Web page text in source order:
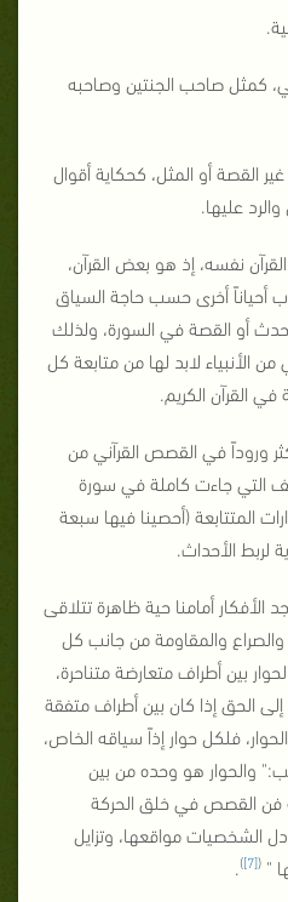
كمثل صاحب الجنتين وصاحبه
القصة أو المثل، كحكاية أقوال
عليها.
نفسه، إذ هو بعض القرآن،
أحياناً أخرى حسب حاجة السياق
أو القصة في السورة، ولذلك
الأنبياء لابد لها من متابعة كل
القرآن الكريم.
وروداً في القصص القرآني من
التي جاءت كاملة في سورة
المتتابعة (أحصينا فيها سبعة
لربط الأحداث.
الأفكار أمامنا حية ظاهرة تتلاقى
والصراع والمقاومة من جانب كل
بين أطراف متعارضة متناحرة،
الحق إذا كان بين أطراف متفقة
فلكل حوار إذاً سياقه الخاص،
والحوار هو وحده من بين
فن القصص في خلق الحركة
الشخصيات مواقعها، وتزايل
"
(
[7]
)
.